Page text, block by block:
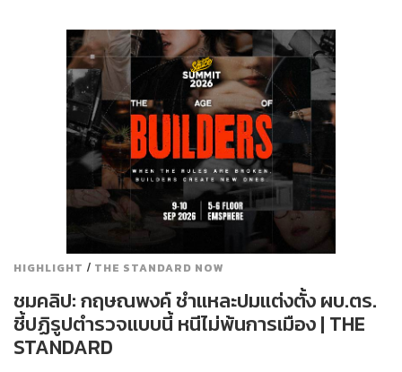
HIGHLIGHT / THE STANDARD NOW
ชมคลิป: กฤษณพงค์ ชำแหละปมแต่งตั้ง ผบ.ตร.
ชี้ปฏิรูปตำรวจแบบนี้ หนีไม่พ้นการเมือง | THE
STANDARD